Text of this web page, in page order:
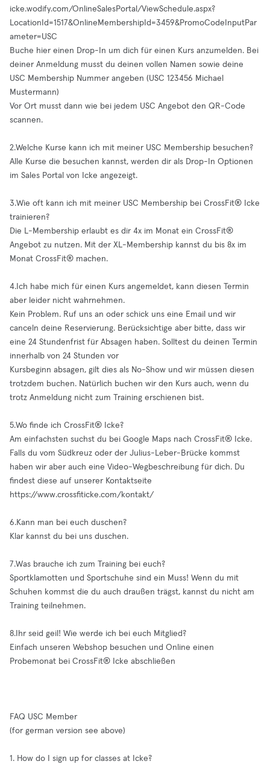
icke.wodify.com/OnlineSalesPortal/ViewSchedule.aspx?
LocationId=1517&OnlineMembershipId=3459&PromoCodeInputPar
ameter=USC
Buche hier einen Drop-In um dich für einen Kurs anzumelden. Bei
deiner Anmeldung musst du deinen vollen Namen sowie deine
USC Membership Nummer angeben (USC 123456 Michael
Mustermann)
Vor Ort musst dann wie bei jedem USC Angebot den QR-Code
scannen.
2.Welche Kurse kann ich mit meiner USC Membership besuchen?
Alle Kurse die besuchen kannst, werden dir als Drop-In Optionen
im Sales Portal von Icke angezeigt.
3.Wie oft kann ich mit meiner USC Membership bei CrossFit®️ Icke
trainieren?
Die L-Membership erlaubt es dir 4x im Monat ein CrossFit®️
Angebot zu nutzen. Mit der XL-Membership kannst du bis 8x im
Monat CrossFit®️ machen.
4.Ich habe mich für einen Kurs angemeldet, kann diesen Termin
aber leider nicht wahrnehmen.
Kein Problem. Ruf uns an oder schick uns eine Email und wir
canceln deine Reservierung. Berücksichtige aber bitte, dass wir
eine 24 Stundenfrist für Absagen haben. Solltest du deinen Termin
innerhalb von 24 Stunden vor
Kursbeginn absagen, gilt dies als No-Show und wir müssen diesen
trotzdem buchen. Natürlich buchen wir den Kurs auch, wenn du
trotz Anmeldung nicht zum Training erschienen bist.
5.Wo finde ich CrossFit®️ Icke?
Am einfachsten suchst du bei Google Maps nach CrossFit®️ Icke.
Falls du vom Südkreuz oder der Julius-Leber-Brücke kommst
haben wir aber auch eine Video-Wegbeschreibung für dich. Du
findest diese auf unserer Kontaktseite
https://www.crossfiticke.com/kontakt/
6.Kann man bei euch duschen?
Klar kannst du bei uns duschen.
7.Was brauche ich zum Training bei euch?
Sportklamotten und Sportschuhe sind ein Muss! Wenn du mit
Schuhen kommst die du auch draußen trägst, kannst du nicht am
Training teilnehmen.
8.Ihr seid geil! Wie werde ich bei euch Mitglied?
Einfach unseren Webshop besuchen und Online einen
Probemonat bei CrossFit®️ Icke abschließen
FAQ USC Member
(for german version see above)
1. How do I sign up for classes at Icke?